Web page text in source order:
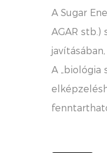
A Sugar
AGAR
A „biológia